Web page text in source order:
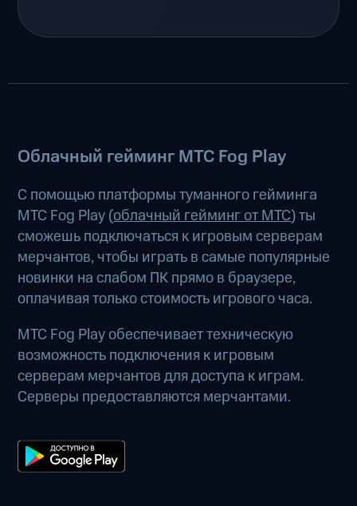
Облачный гейминг МТС Fog Play
С помощью платформы туманного гейминга
МТС Fog Play (облачный гейминг от МТС) ты
сможешь подключаться к игровым серверам
мерчантов, чтобы играть в самые популярные
новинки на слабом ПК прямо в браузере,
оплачивая только стоимость игрового часа.
МТС Fog Play обеспечивает техническую
возможность подключения к игровым
серверам мерчантов для доступа к играм.
Серверы предоставляются мерчантами.